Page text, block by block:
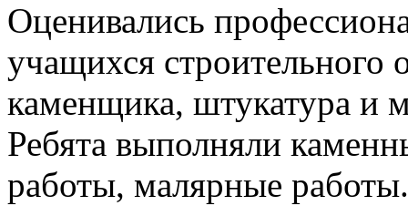
Оценивались
учащихся строительного
каменщика, штукатура и
Ребята выполняли
работы, малярные работы.